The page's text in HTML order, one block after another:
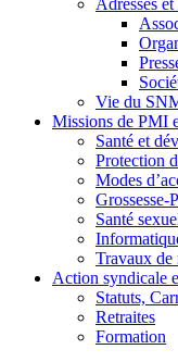
Adresses
Vie du
Missions de PMI
Santé et
Protection
Modes
Grossesse-
Santé
Travaux de
Action syndicale
Statuts,
Retraites
Formation